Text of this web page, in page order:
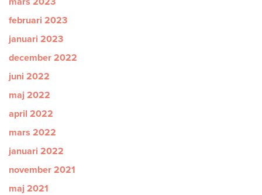
februari 2023
januari 2023
december 2022
juni 2022
maj 2022
april 2022
mars 2022
januari 2022
november 2021
maj 2021